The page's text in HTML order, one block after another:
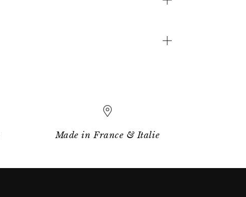
Made in France & Italie